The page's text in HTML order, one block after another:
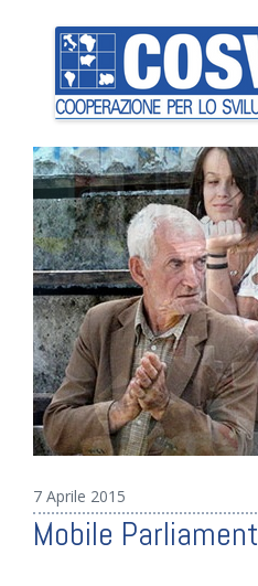
7 Aprile 2015
Mobile Parliament